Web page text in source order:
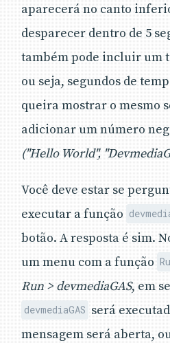
aparecerá no canto
desparecer dentro de 5
também pode incluir um
ou seja, segundos de
queira mostrar o mesmo
adicionar um número
("Hello World",
Você deve estar se
executar a função
botão. A resposta é sim.
um menu com a função
Run > devmediaGAS, em
devmediaGAS será
mensagem será aberta,